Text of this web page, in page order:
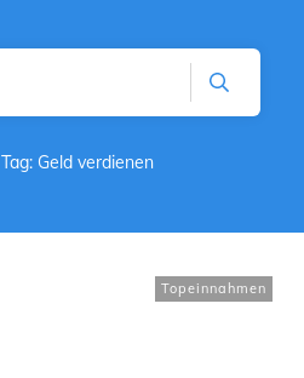
Tag: Geld verdienen
Topeinnahmen